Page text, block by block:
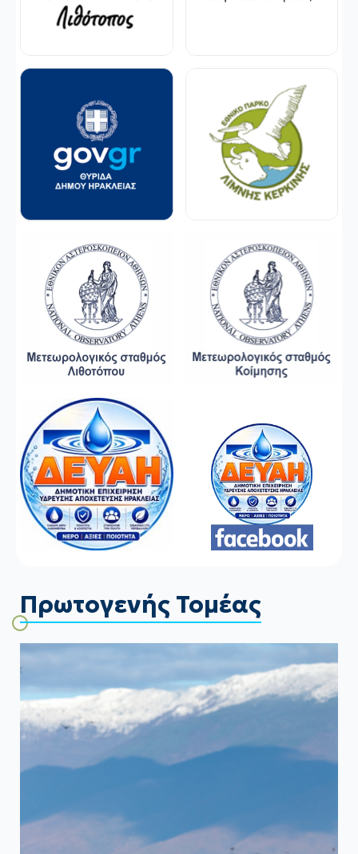
Πρωτογενής Τομέας